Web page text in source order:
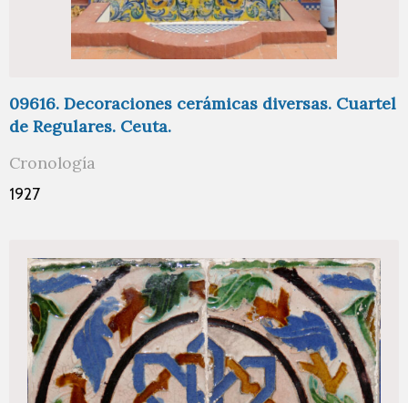
09616. Decoraciones cerámicas diversas. Cuartel
de Regulares. Ceuta.
Cronología
1927